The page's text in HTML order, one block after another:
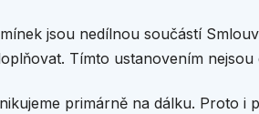
jsou nedílnou součástí
Tímto ustanovením
primárně na dálku. Proto